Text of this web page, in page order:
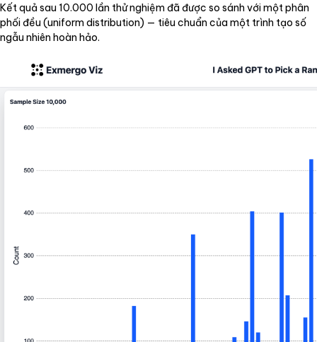
Kết quả sau 10.000 lần thử nghiệm đã được so sánh với một phân
phối đều (uniform distribution) — tiêu chuẩn của một trình tạo số
ngẫu nhiên hoàn hảo.